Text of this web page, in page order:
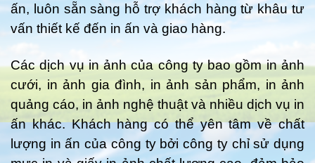
ấn, luôn sẵn sàng hỗ trợ khách hàng từ khâu tư
vấn thiết kế đến in ấn và giao hàng.
Các dịch vụ in ảnh của công ty bao gồm in ảnh
cưới, in ảnh gia đình, in ảnh sản phẩm, in ảnh
quảng cáo, in ảnh nghệ thuật và nhiều dịch vụ in
ấn khác. Khách hàng có thể yên tâm về chất
lượng in ấn của công ty bởi công ty chỉ sử dụng